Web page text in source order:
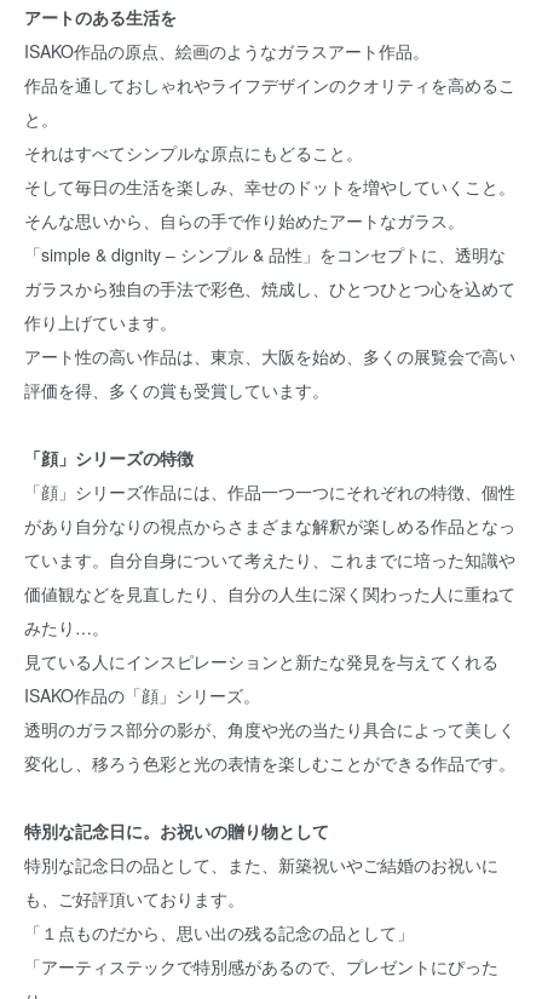
アートのある生活を
ISAKO作品の原点、絵画のようなガラスアート作品。
作品を通しておしゃれやライフデザインのクオリティを高めるこ
と。
それはすべてシンプルな原点にもどること。
そして毎日の生活を楽しみ、幸せのドットを増やしていくこと。
そんな思いから、自らの手で作り始めたアートなガラス。
「simple & dignity – シンプル & 品性」をコンセプトに、透明な
ガラスから独自の手法で彩色、焼成し、ひとつひとつ心を込めて
作り上げています。
アート性の高い作品は、東京、大阪を始め、多くの展覧会で高い
評価を得、多くの賞も受賞しています。
「顔」シリーズの特徴
「顔」シリーズ作品には、作品一つ一つにそれぞれの特徴、個性
があり自分なりの視点からさまざまな解釈が楽しめる作品となっ
ています。自分自身について考えたり、これまでに培った知識や
価値観などを見直したり、自分の人生に深く関わった人に重ねて
みたり…。
見ている人にインスピレーションと新たな発見を与えてくれる
ISAKO作品の「顔」シリーズ。
透明のガラス部分の影が、角度や光の当たり具合によって美しく
変化し、移ろう色彩と光の表情を楽しむことができる作品です。
特別な記念日に。お祝いの贈り物として
特別な記念日の品として、また、新築祝いやご結婚のお祝いに
も、ご好評頂いております。
「１点ものだから、思い出の残る記念の品として」
「アーティステックで特別感があるので、プレゼントにぴった